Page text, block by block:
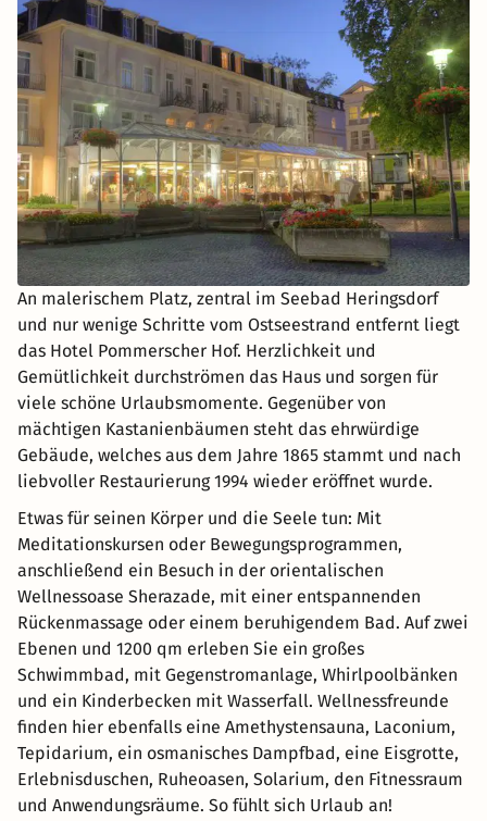
An malerischem Platz, zentral im Seebad Heringsdorf
und nur wenige Schritte vom Ostseestrand entfernt liegt
das Hotel Pommerscher Hof. Herzlichkeit und
Gemütlichkeit durchströmen das Haus und sorgen für
viele schöne Urlaubsmomente. Gegenüber von
mächtigen Kastanienbäumen steht das ehrwürdige
Gebäude, welches aus dem Jahre 1865 stammt und nach
liebvoller Restaurierung 1994 wieder eröffnet wurde.
Etwas für seinen Körper und die Seele tun: Mit
Meditationskursen oder Bewegungsprogrammen,
anschließend ein Besuch in der orientalischen
Wellnessoase Sherazade, mit einer entspannenden
Rückenmassage oder einem beruhigendem Bad. Auf zwei
Ebenen und 1200 qm erleben Sie ein großes
Schwimmbad, mit Gegenstromanlage, Whirlpoolbänken
und ein Kinderbecken mit Wasserfall. Wellnessfreunde
finden hier ebenfalls eine Amethystensauna, Laconium,
Tepidarium, ein osmanisches Dampfbad, eine Eisgrotte,
Erlebnisduschen, Ruheoasen, Solarium, den Fitnessraum
und Anwendungsräume. So fühlt sich Urlaub an!